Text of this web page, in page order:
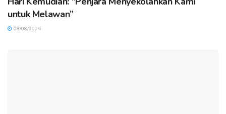
untuk Melawan”
08/08/2026